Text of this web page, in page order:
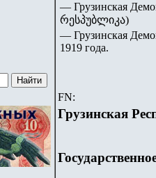
— Грузинская
რესპუბლიკა)
— Грузинская
1919 года.
FN:
Грузинская